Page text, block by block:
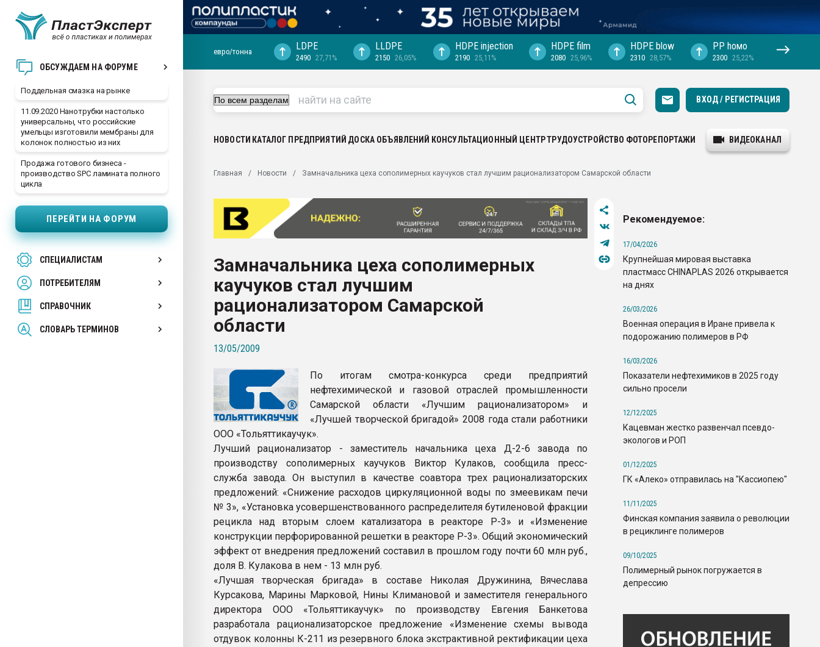
ОБСУЖДАЕМ НА ФОРУМЕ
Поддельная смазка на рынке
11.09.2020 Нанотрубки настолько
универсальны, что российские
умельцы изготовили мембраны для
колонок полностью из них
Продажа готового бизнеса -
производство SPC ламината полного
цикла
ПЕРЕЙТИ НА ФОРУМ
СПЕЦИАЛИСТАМ
ПОТРЕБИТЕЛЯМ
СПРАВОЧНИК
СЛОВАРЬ ТЕРМИНОВ
ближайшее подмосковье, с.-в.
Подмосковье, Москва
первый план в переработке
28.07.2026 "Технониколь" довольна
Всё, что касается выдува ПЭТ
Материал поверхности пуансона для
Продам отходы Композиция
поликарбоната и АБС-пластика
Armaloy PC/ABS-1IM черный цвет
ПЕРЕЙТИ НА ФОРУМ
евро/тонна LDPE
2490 27,71%
LLDPE
2150 26,05%
HDPE injection
2190 25,11%
HDPE film
2080 25,96%
HDPE blow
2310 28,57%
PP hомо
2300 25,22%
ВХОД / РЕГИСТРАЦИЯ
НОВОСТИ КАТАЛОГ ПРЕДПРИЯТИЙ ДОСКА ОБЪЯВЛЕНИЙ КОНСУЛЬТАЦИОННЫЙ ЦЕНТРТРУДОУСТРОЙСТВО ФОТОРЕПОРТАЖИ ВИДЕОКАНАЛ
Главная Новости Замначальника цеха сополимерных каучуков стал лучшим рационализатором Самарской области
Замначальника цеха сополимерных
каучуков стал лучшим
рационализатором Самарской
области
13/05/2009
По итогам смотра-конкурса среди предприятий
нефтехимической и газовой отраслей промышленности
Самарской области «Лучшим рационализатором» и
«Лучшей творческой бригадой» 2008 года стали работники
ООО «Тольяттикаучук».
Лучший рационализатор - заместитель начальника цеха Д-2-6 завода по
производству сополимерных каучуков Виктор Кулаков, сообщила пресс-
служба завода. Он выступил в качестве соавтора трех рационализаторских
предложений: «Снижение расходов циркуляционной воды по змеевикам печи
№ 3», «Установка усовершенствованного распределителя бутиленовой фракции
рецикла над вторым слоем катализатора в реакторе Р-3» и «Изменение
конструкции перфорированной решетки в реакторе Р-3». Общий экономический
эффект от внедрения предложений составил в прошлом году почти 60 млн руб.,
доля В. Кулакова в нем - 13 млн руб.
«Лучшая творческая бригада» в составе Николая Дружинина, Вячеслава
Курсакова, Марины Марковой, Нины Климановой и заместителя генерального
директора ООО «Тольяттикаучук» по производству Евгения Банкетова
разработала рационализаторское предложение «Изменение схемы вывода
отдувок колонны К-211 из резервного блока экстрактивной ректификации цеха
Рекомендуемое:
17/04/2026
Крупнейшая мировая выставка
пластмасс CHINAPLAS 2026 открывается
на днях
26/03/2026
Военная операция в Иране привела к
подорожанию полимеров в РФ
16/03/2026
Показатели нефтехимиков в 2025 году
сильно просели
12/12/2025
Кацевман жестко развенчал псевдо-
экологов и РОП
01/12/2025
ГК «Алеко» отправилась на "Кассиопею"
11/11/2025
Финская компания заявила о революции
в рециклинге полимеров
09/10/2025
Полимерный рынок погружается в
депрессию